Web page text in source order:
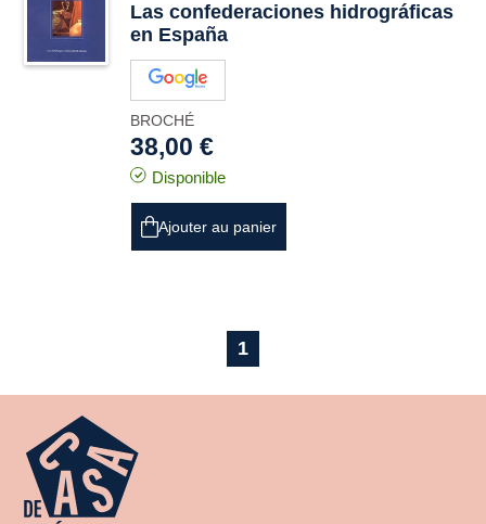
Las confederaciones hidrográficas
en España
BROCHÉ
38,00 €
Disponible
Ajouter au panier
1